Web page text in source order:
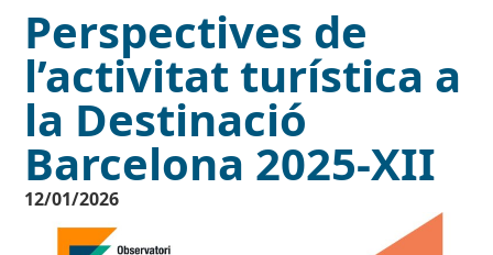
Perspectives de
l’activitat turística a
la Destinació
Barcelona 2025-XII
12/01/2026